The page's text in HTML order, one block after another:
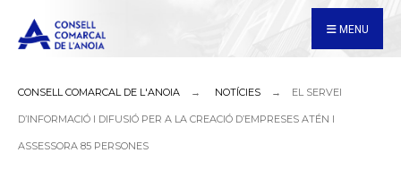
MENU
CONSELL COMARCAL DE L'ANOIA NOTÍCIES EL SERVEI
D’INFORMACIÓ I DIFUSIÓ PER A LA CREACIÓ D’EMPRESES ATÉN I
ASSESSORA 85 PERSONES